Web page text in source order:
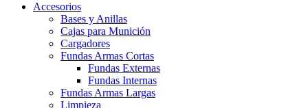
Accesorios
Bases y Anillas
Cajas para Munición
Cargadores
Fundas Armas Cortas
Fundas Externas
Fundas Internas
Fundas Armas Largas
Limpieza